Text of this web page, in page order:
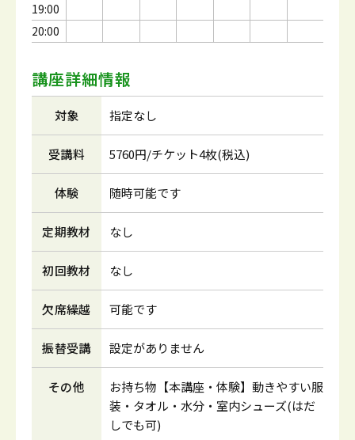
19:00
20:00
講座詳細情報
対象 指定なし
受講料 5760円/チケット4枚(税込)
体験 随時可能です
定期教材 なし
初回教材 なし
欠席繰越 可能です
振替受講 設定がありません
その他
お持ち物【本講座・体験】動きやすい服
装・タオル・水分・室内シューズ(はだ
しでも可)